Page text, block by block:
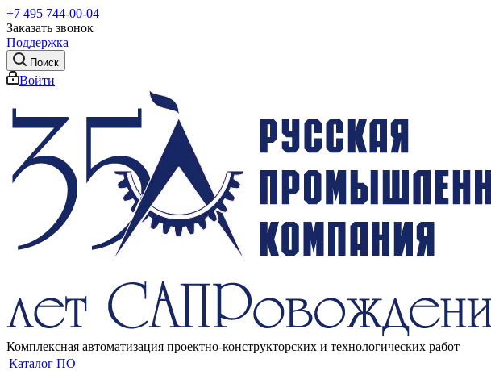
+7 495 744-00-04
Заказать звонок
Поддержка
Поиск
Войти
Комплексная автоматизация проектно-конструкторских и технологических работ
Каталог ПО